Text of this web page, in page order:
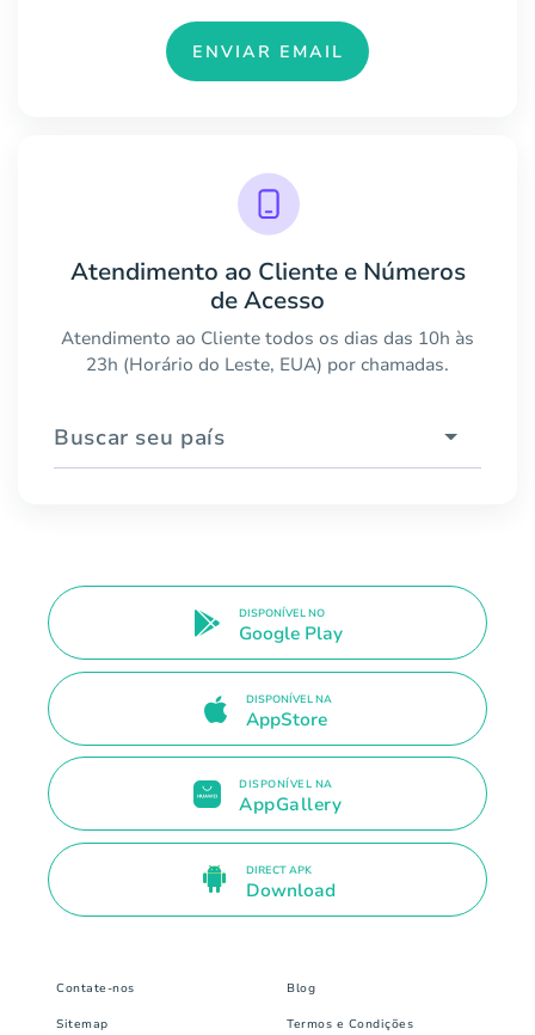
ENVIAR EMAIL
Atendimento ao Cliente e Números
de Acesso
Atendimento ao Cliente todos os dias das 10h às
23h (Horário do Leste, EUA) por chamadas.
Buscar seu país
DISPONÍVEL NO
Google Play
DISPONÍVEL NA
AppStore
DISPONÍVEL NA
AppGallery
DIRECT APK
Download
Contate-nos Blog
Sitemap Termos e Condições